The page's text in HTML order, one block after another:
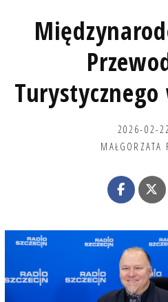
Turystycznego
2026-02-22
MAŁGORZATA